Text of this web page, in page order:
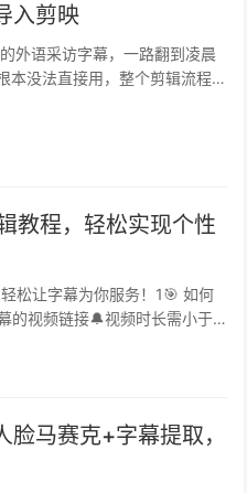
入剪映
外语采访字幕，一路翻到凌晨
本没法直接用，整个剪辑流程直
教程，轻松实现个性
松让字幕为你服务！1🎯 如何
的视频链接🔔视频时长需小于2
马赛克+字幕提取，